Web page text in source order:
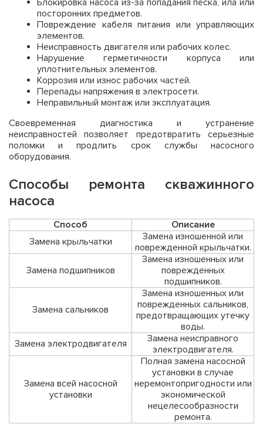
посторонних предметов.
Повреждение кабеля питания или управляющих
элементов.
Неисправность двигателя или рабочих колес.
Нарушение герметичности корпуса или
уплотнительных элементов.
Коррозия или износ рабочих частей.
Перепады напряжения в электросети.
Неправильный монтаж или эксплуатация.
Своевременная диагностика и устранение
неисправностей позволяет предотвратить серьезные
поломки и продлить срок службы насосного
оборудования.
Способы ремонта скважинного
насоса
Способ
Описание
Замена крыльчатки
Замена изношенной или
поврежденной крыльчатки.
Замена подшипников
Замена изношенных или
поврежденных
подшипников.
Замена сальников
Замена изношенных или
поврежденных сальников,
предотвращающих утечку
воды.
Замена электродвигателя
Замена неисправного
электродвигателя.
Замена всей насосной
установки
Полная замена насосной
установки в случае
неремонтопригодности или
экономической
нецелесообразности
ремонта.